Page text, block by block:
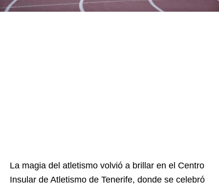
La magia del atletismo volvió a brillar en el Centro
Insular de Atletismo de Tenerife, donde se celebró